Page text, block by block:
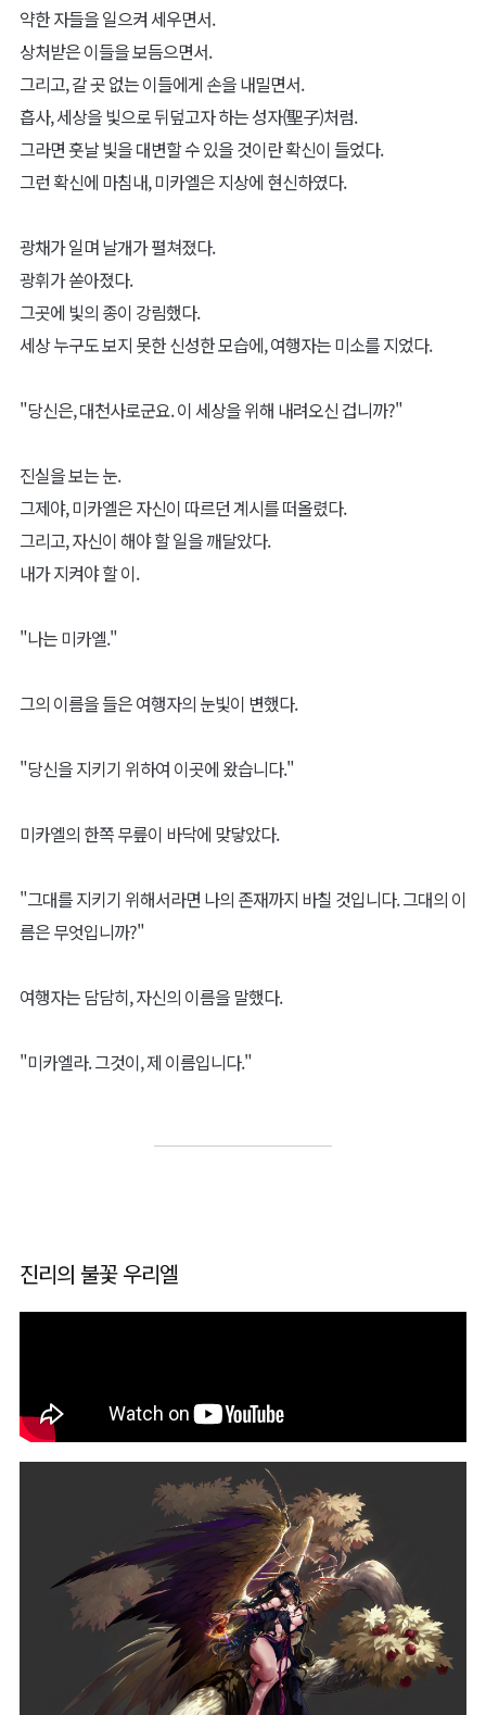
약한 자들을 일으켜 세우면서.
상처받은 이들을 보듬으면서.
그리고, 갈 곳 없는 이들에게 손을 내밀면서.
흡사, 세상을 빛으로 뒤덮고자 하는 성자(聖子)처럼.
그라면 훗날 빛을 대변할 수 있을 것이란 확신이 들었다.
그런 확신에 마침내, 미카엘은 지상에 현신하였다.
광채가 일며 날개가 펼쳐졌다.
광휘가 쏟아졌다.
그곳에 빛의 종이 강림했다.
세상 누구도 보지 못한 신성한 모습에, 여행자는 미소를 지었다.
"당신은, 대천사로군요. 이 세상을 위해 내려오신 겁니까?"
진실을 보는 눈.
그제야, 미카엘은 자신이 따르던 계시를 떠올렸다.
그리고, 자신이 해야 할 일을 깨달았다.
내가 지켜야 할 이.
"나는 미카엘."
그의 이름을 들은 여행자의 눈빛이 변했다.
"당신을 지키기 위하여 이곳에 왔습니다."
미카엘의 한쪽 무릎이 바닥에 맞닿았다.
"그대를 지키기 위해서라면 나의 존재까지 바칠 것입니다. 그대의 이
름은 무엇입니까?"
여행자는 담담히, 자신의 이름을 말했다.
"미카엘라. 그것이, 제 이름입니다."
진리의 불꽃 우리엘